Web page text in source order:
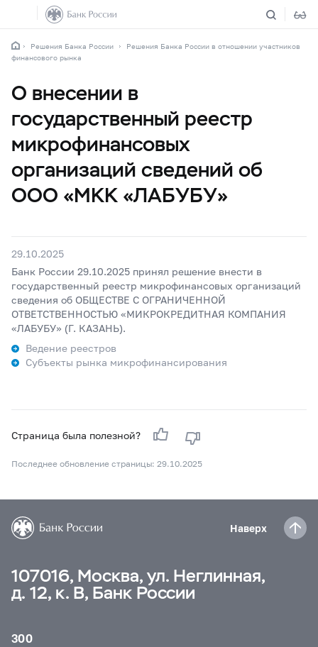
Решения Банка России
Решения Банка России в отношении участников
финансового рынка
О внесении в
государственный реестр
микрофинансовых
организаций сведений об
ООО «МКК «ЛАБУБУ»
29.10.2025
Банк России 29.10.2025 принял решение внести в
государственный реестр микрофинансовых организаций
сведения об ОБЩЕСТВЕ С ОГРАНИЧЕННОЙ
ОТВЕТСТВЕННОСТЬЮ «МИКРОКРЕДИТНАЯ КОМПАНИЯ
«ЛАБУБУ» (Г. КАЗАНЬ).
Ведение реестров
Субъекты рынка микрофинансирования
Страница была полезной?
Последнее обновление страницы: 29.10.2025
Наверх
107016, Москва, ул. Неглинная,
д. 12, к. В, Банк России
300